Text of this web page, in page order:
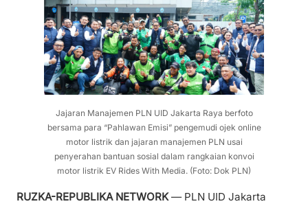
Jajaran Manajemen PLN UID Jakarta Raya berfoto
bersama para “Pahlawan Emisi” pengemudi ojek online
motor listrik dan jajaran manajemen PLN usai
penyerahan bantuan sosial dalam rangkaian konvoi
motor listrik EV Rides With Media. (Foto: Dok PLN)
RUZKA-REPUBLIKA NETWORK— PLN UID Jakarta